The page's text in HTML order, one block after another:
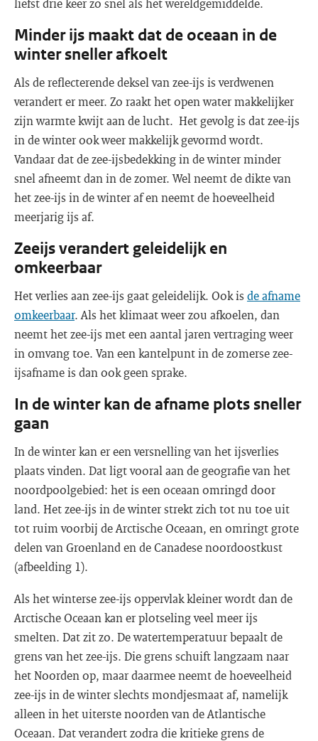
liefst drie keer zo snel als het wereldgemiddelde.
Minder ijs maakt dat de oceaan in de
winter sneller afkoelt
Als de reflecterende deksel van zee-ijs is verdwenen
verandert er meer. Zo raakt het open water makkelijker
zijn warmte kwijt aan de lucht. Het gevolg is dat zee-ijs
in de winter ook weer makkelijk gevormd wordt.
Vandaar dat de zee-ijsbedekking in de winter minder
snel afneemt dan in de zomer. Wel neemt de dikte van
het zee-ijs in de winter af en neemt de hoeveelheid
meerjarig ijs af.
Zeeijs verandert geleidelijk en
omkeerbaar
Het verlies aan zee-ijs gaat geleidelijk. Ook isde afname
omkeerbaar. Als het klimaat weer zou afkoelen, dan
neemt het zee-ijs met een aantal jaren vertraging weer
in omvang toe. Van een kantelpunt in de zomerse zee-
ijsafname is dan ook geen sprake.
In de winter kan de afname plots sneller
gaan
In de winter kan er een versnelling van het ijsverlies
plaats vinden. Dat ligt vooral aan de geografie van het
noordpoolgebied: het is een oceaan omringd door
land. Het zee-ijs in de winter strekt zich tot nu toe uit
tot ruim voorbij de Arctische Oceaan, en omringt grote
delen van Groenland en de Canadese noordoostkust
(afbeelding 1).
Als het winterse zee-ijs oppervlak kleiner wordt dan de
Arctische Oceaan kan er plotseling veel meer ijs
smelten. Dat zit zo. De watertemperatuur bepaalt de
grens van het zee-ijs. Die grens schuift langzaam naar
het Noorden op, maar daarmee neemt de hoeveelheid
zee-ijs in de winter slechts mondjesmaat af, namelijk
alleen in het uiterste noorden van de Atlantische
Oceaan. Dat verandert zodra die kritieke grens de